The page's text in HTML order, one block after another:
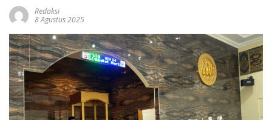
Redaksi
8 Agustus 2025